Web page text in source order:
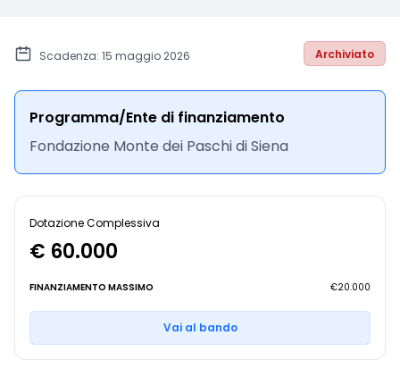
Scadenza: 15 maggio 2026 Archiviato
Programma/Ente di finanziamento
Fondazione Monte dei Paschi di Siena
Dotazione Complessiva
€ 60.000
FINANZIAMENTO MASSIMO €20.000
Vai al bando